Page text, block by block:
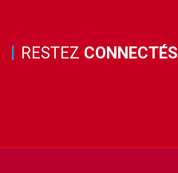
RESTEZ CONNECTÉS